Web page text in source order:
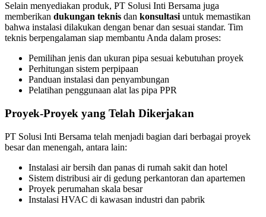
Selain menyediakan produk, PT Solusi Inti Bersama juga
memberikan dukungan teknis dan konsultasi untuk memastikan
bahwa instalasi dilakukan dengan benar dan sesuai standar. Tim
teknis berpengalaman siap membantu Anda dalam proses:
Pemilihan jenis dan ukuran pipa sesuai kebutuhan proyek
Perhitungan sistem perpipaan
Panduan instalasi dan penyambungan
Pelatihan penggunaan alat las pipa PPR
Proyek-Proyek yang Telah Dikerjakan
PT Solusi Inti Bersama telah menjadi bagian dari berbagai proyek
besar dan menengah, antara lain:
Instalasi air bersih dan panas di rumah sakit dan hotel
Sistem distribusi air di gedung perkantoran dan apartemen
Proyek perumahan skala besar
Instalasi HVAC di kawasan industri dan pabrik